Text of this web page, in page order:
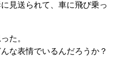
見送られて、車に飛び乗っ
た。
な表情でいるんだろうか？